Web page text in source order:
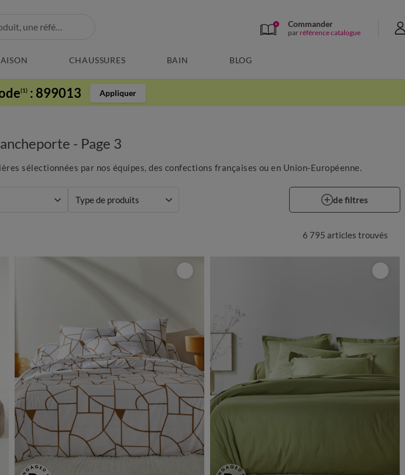
Commander
par référence catalogue
CHAUSSURES BAIN BLOG
(1) : 899013 Appliquer
- Page 3
sélectionnées par nos équipes, des confections françaises ou en Union-Européenne.
Type de produits de filtres
6 795 articles trouvés